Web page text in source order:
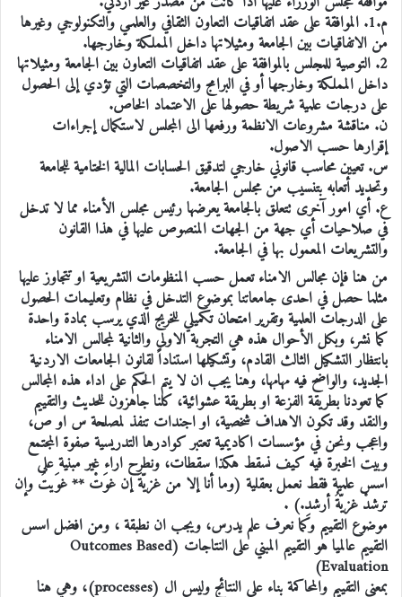
م.1. الموافقة على عقد اتفاقيات التعاون الثقافي والعلمـي والتكنولوجي وغيرها
من الاتفاقيات بين الجامعة ومثيلاتها داخل المملكة وخارجها.
2. التوصية للمجلس بالموافقة على عقد اتفاقيات التعاون بين الجامعة ومثيلاتها
داخل المملكة وخارجها أو في البرامج والتخصصات التي تؤدي إلى الحصول
على درجات علمية شريطة حصولها على الاعتماد الخاص.
ن. مناقشة مشروعات الانظمة ورفعها الى المجلس لاستكمال إجراءات
إقرارها حسب الاصول.
س. تعيين محاسب قانوني خارجي لتدقيق الحسابات المالية الختامية للجامعة
وتحديد أتعابه بتنسيب من مجلس الجامعة.
ع. أي امور آخرى تتعلق بالجامعة يعرضها رئيس مجلس الأمناء مما لا تدخل
في صلاحيات أي جهة من الجهات المنصوص عليها في هذا القانون
والتشريعات المعمول بها في الجامعة.
من هنا فإن مجالس الامناء تعمل حسب المنظومات التشريعية او تتجاوز عليها
مثلما حصل في احدى جامعاتنا بموضوع التدخل في نظام وتعليمات الحصول
على الدرجات العلمية وتقرير امتحان تكميلي للخريج الذي يرسب بمادة واحدة
كما نشر، وبكل الأحوال هذه هي التجربة الاولى والثانية لمجالس الامناء
بانتظار التشكيل الثالث القادم، وتشكيلها استناداً لقانون الجامعات الاردنية
الجديد، والواضح فيه مهامها، وهنا يجب ان لا يتم الحكم على اداء هذه المجالس
كما تعودنا بطريقة الفزعة او بطريقة عشوائية، كلنا جاهزون للحديث والتقييم
والنقد وقد تكون الاهداف شخصية، او اجندات تنفذ لمصلحة س او ص،
واعجب ونحن في مؤسسات اكاديمية تعتبر كوادرها التدريسية صفوة المجتمع
وبيت الخبرة فيه كيف نسقط هكذا سقطات، ونطرح اراء غير مبنية على
اسس علمية فقط نعمل بعقلية (وما أنا إلا من غزيّةَ إن غوَتْ ** غوَيتُ وإن
ترشدْ غزيّةُ أرشدِ.) .
موضوع التقييم وكما نعرف علم يدرس، ويجب ان نطبقة ، ومن افضل اسس
التقييم عالميا هو التقييم المبني على النتاجات (Outcomes Based
Evaluation)
بمعنى التقييم والمحاكمة بناء على النتائج وليس ال (processes)، وهي هنا